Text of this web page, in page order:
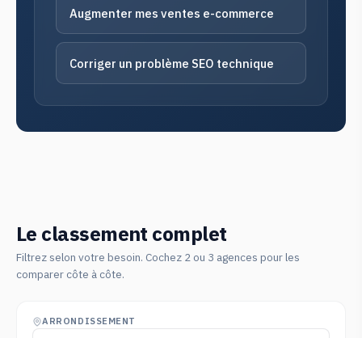
Augmenter mes ventes e-commerce
Corriger un problème SEO technique
Le classement complet
Filtrez selon votre besoin. Cochez 2 ou 3 agences pour les
comparer côte à côte.
ARRONDISSEMENT